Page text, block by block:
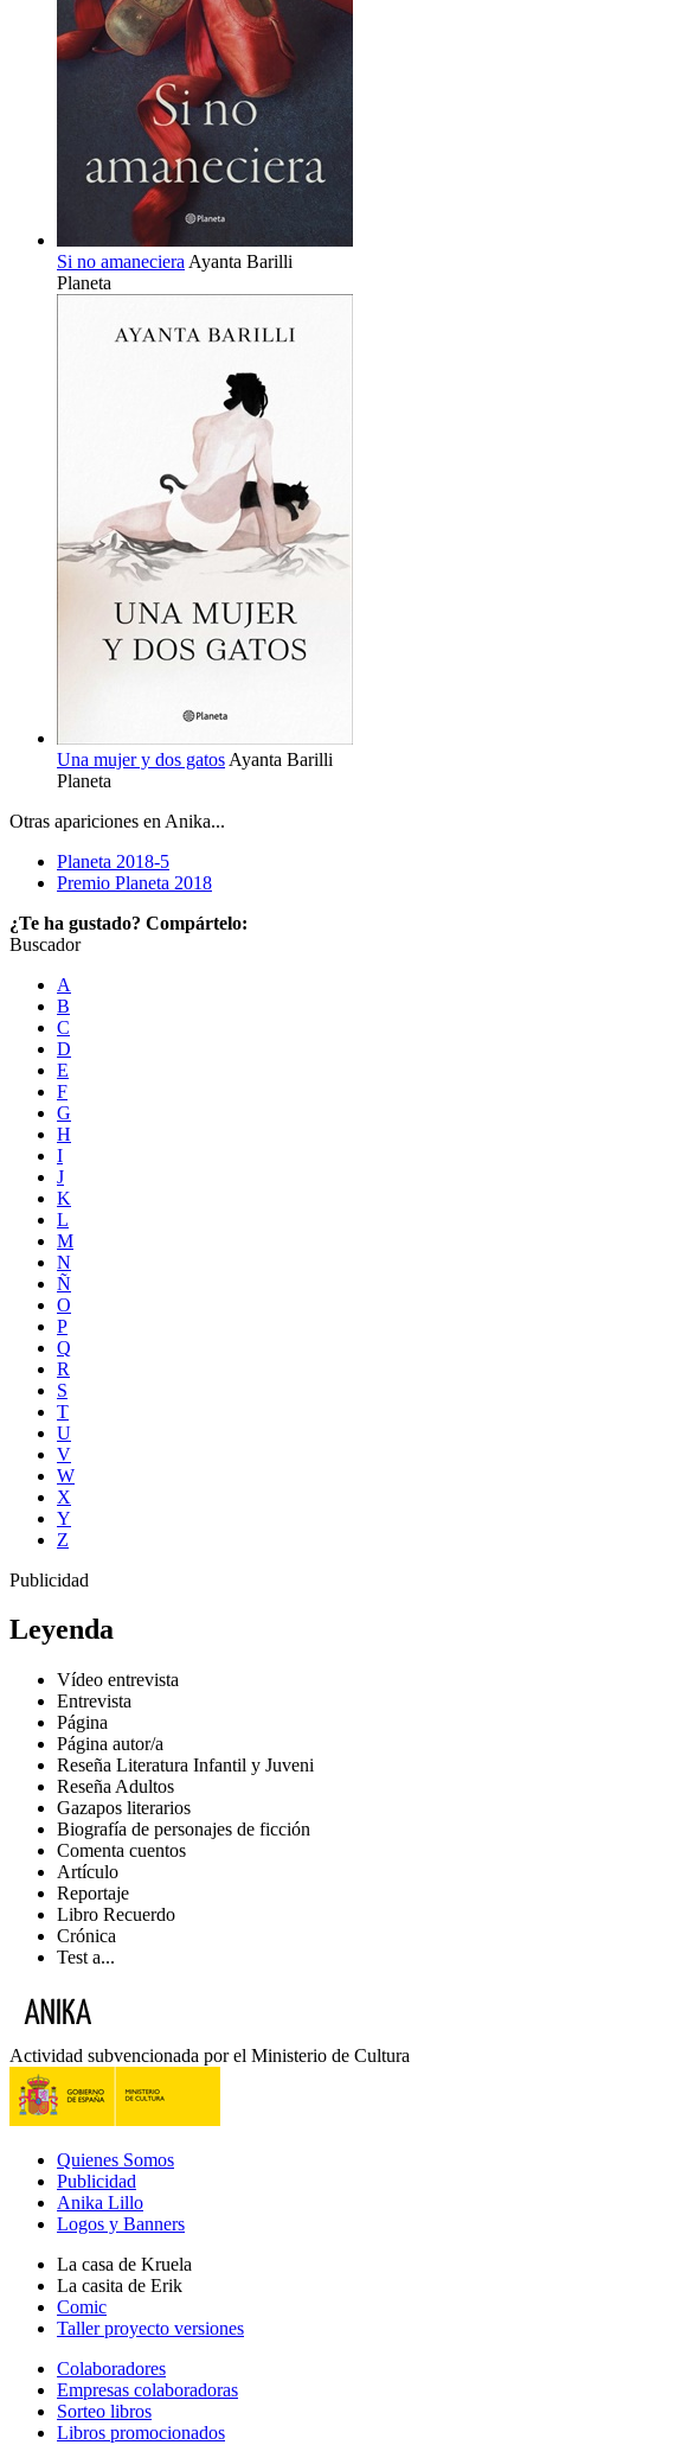
Si no amaneciera Ayanta Barilli
Planeta
Una mujer y dos gatos Ayanta Barilli
Planeta
Otras apariciones en Anika...
Planeta 2018-5
Premio Planeta 2018
¿Te ha gustado? Compártelo:
Buscador
A
B
C
D
E
F
G
H
I
J
K
L
M
N
Ñ
O
P
Q
R
S
T
U
V
W
X
Y
Z
Publicidad
Leyenda
Vídeo entrevista
Entrevista
Página
Página autor/a
Reseña Literatura Infantil y Juveni
Reseña Adultos
Gazapos literarios
Biografía de personajes de ficción
Comenta cuentos
Artículo
Reportaje
Libro Recuerdo
Crónica
Test a...
Actividad subvencionada por el Ministerio de Cultura
Quienes Somos
Publicidad
Anika Lillo
Logos y Banners
La casa de Kruela
La casita de Erik
Comic
Taller proyecto versiones
Colaboradores
Empresas colaboradoras
Sorteo libros
Libros promocionados